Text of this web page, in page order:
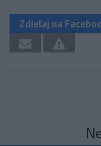
Zdieľaj na